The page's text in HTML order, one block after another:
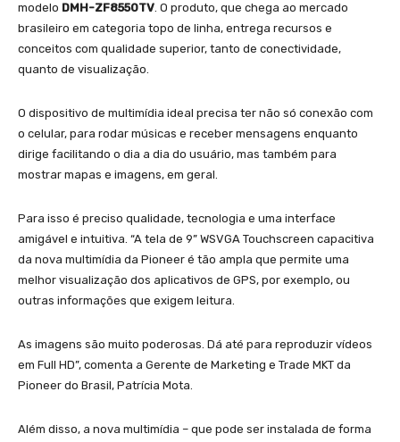
modelo DMH-ZF8550TV. O produto, que chega ao mercado
brasileiro em categoria topo de linha, entrega recursos e
conceitos com qualidade superior, tanto de conectividade,
quanto de visualização.
O dispositivo de multimídia ideal precisa ter não só conexão com
o celular, para rodar músicas e receber mensagens enquanto
dirige facilitando o dia a dia do usuário, mas também para
mostrar mapas e imagens, em geral.
Para isso é preciso qualidade, tecnologia e uma interface
amigável e intuitiva. “A tela de 9” WSVGA Touchscreen capacitiva
da nova multimídia da Pioneer é tão ampla que permite uma
melhor visualização dos aplicativos de GPS, por exemplo, ou
outras informações que exigem leitura.
As imagens são muito poderosas. Dá até para reproduzir vídeos
em Full HD”, comenta a Gerente de Marketing e Trade MKT da
Pioneer do Brasil, Patrícia Mota.
Além disso, a nova multimídia – que pode ser instalada de forma